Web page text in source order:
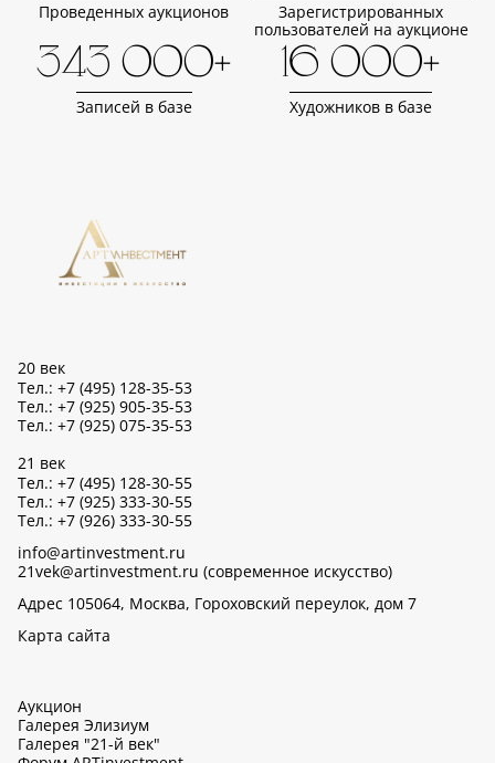
Проведенных аукционов
Зарегистрированных
пользователей на аукционе
343 000+
Записей в базе
16 000+
Художников в базе
20 век
Тел.: +7 (495) 128-35-53
Тел.: +7 (925) 905-35-53
Тел.: +7 (925) 075-35-53
21 век
Тел.: +7 (495) 128-30-55
Тел.: +7 (925) 333-30-55
Тел.: +7 (926) 333-30-55
info@artinvestment.ru
21vek@artinvestment.ru (современное искусство)
Адрес 105064, Москва, Гороховский переулок, дом 7
Карта сайта
Аукцион
Галерея Элизиум
Галерея "21-й век"